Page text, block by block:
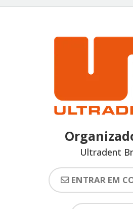
Ultradent
ENTRAR EM